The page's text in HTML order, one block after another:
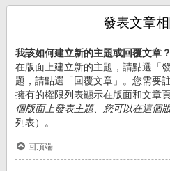
發表文章
我該如何建立新的主題或回覆文章？
在版面上建立新的主題，請點選「
題，請點選「回覆文章」。您需要
擁有的權限列表顯示在版面和文章
個版面上發表主題、您可以在這個
列表）。
回頂端